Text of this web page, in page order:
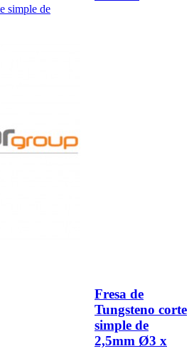
Fresa de
Tungsteno corte
simple de
2,5mm Ø3 x